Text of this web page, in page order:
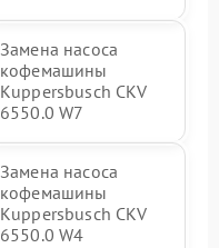
Замена насоса
кофемашины
Kuppersbusch CKV
6550.0 W7
Замена насоса
кофемашины
Kuppersbusch CKV
6550.0 W4